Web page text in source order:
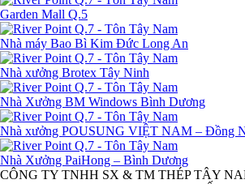
Garden Mall Q.5
Nhà máy Bao Bì Kim Đức Long An
Nhà xưởng Brotex Tây Ninh
Nhà Xưởng BM Windows Bình Dương
Nhà xưởng POUSUNG VIỆT NAM – Đồng
Nhà Xưởng PaiHong – Bình Dương
CÔNG TY TNHH SX & TM THÉP TÂY